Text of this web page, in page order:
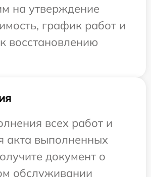
на утверждение
график работ и
восстановлению
всех работ и
акта выполненных
документ о
обслуживании